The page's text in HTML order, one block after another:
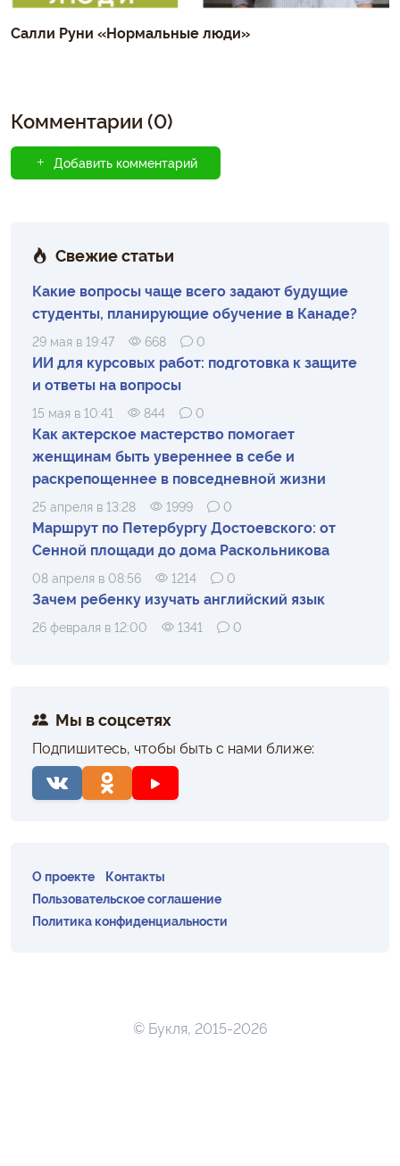
Салли Руни «Нормальные люди»
Комментарии (0)
Добавить комментарий
Свежие статьи
Какие вопросы чаще всего задают будущие
студенты, планирующие обучение в Канаде?
29 мая в 19:47 668 0
ИИ для курсовых работ: подготовка к защите
и ответы на вопросы
15 мая в 10:41 844 0
Как актерское мастерство помогает
женщинам быть увереннее в себе и
раскрепощеннее в повседневной жизни
25 апреля в 13:28 1999 0
Маршрут по Петербургу Достоевского: от
Сенной площади до дома Раскольникова
08 апреля в 08:56 1214 0
Зачем ребенку изучать английский язык
26 февраля в 12:00 1341 0
Мы в соцсетях
Подпишитесь, чтобы быть с нами ближе:
О проекте
Контакты
Пользовательское соглашение
Политика конфиденциальности
© Букля, 2015-2026